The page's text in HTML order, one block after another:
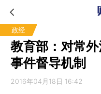
政经
教育部：对常
事件督导机制
2016年04月18日 16:42